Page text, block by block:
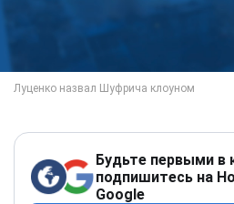
Будьте первыми в
подпишитесь на
Google